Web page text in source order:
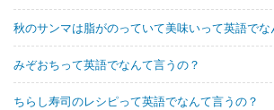
秋のサンマは脂がのっていて美味いって英語でな
みぞおちって英語でなんて言うの？
ちらし寿司のレシピって英語でなんて言うの？